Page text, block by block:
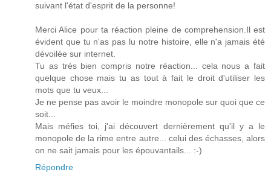
suivant l'état d'esprit de la personne!
Merci Alice pour ta réaction pleine de comprehension.Il est
évident que tu n'as pas lu notre histoire, elle n'a jamais été
dévoilée sur internet.
Tu as très bien compris notre réaction... cela nous a fait
quelque chose mais tu as tout à fait le droit d'utiliser les
mots que tu veux...
Je ne pense pas avoir le moindre monopole sur quoi que ce
soit...
Mais méfies toi, j'ai découvert dernièrement qu'il y a le
monopole de la rime entre autre... celui des échasses, alors
on ne sait jamais pour les épouvantails... :-)
Répondre